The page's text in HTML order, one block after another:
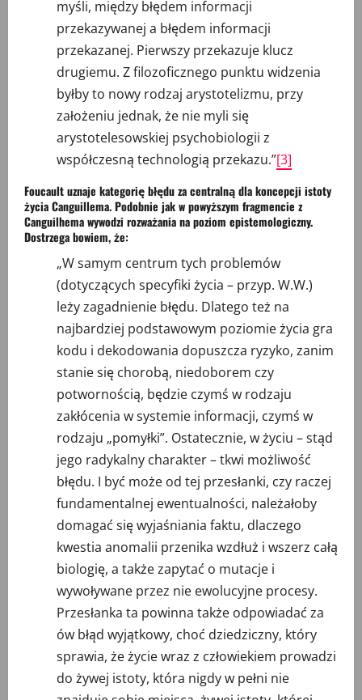
myśli, między błędem informacji
przekazywanej a błędem informacji
przekazanej. Pierwszy przekazuje klucz
drugiemu. Z filozoficznego punktu widzenia
byłby to nowy rodzaj arystotelizmu, przy
założeniu jednak, że nie myli się
arystotelesowskiej psychobiologii z
współczesną technologią przekazu.”[3]
Foucault uznaje kategorię błędu za centralną dla koncepcji istoty
życia Canguillema. Podobnie jak w powyższym fragmencie z
Canguilhema wywodzi rozważania na poziom epistemologiczny.
Dostrzega bowiem, że:
„W samym centrum tych problemów
(dotyczących specyfiki życia – przyp. W.W.)
leży zagadnienie błędu. Dlatego też na
najbardziej podstawowym poziomie życia gra
kodu i dekodowania dopuszcza ryzyko, zanim
stanie się chorobą, niedoborem czy
potwornością, będzie czymś w rodzaju
zakłócenia w systemie informacji, czymś w
rodzaju „pomyłki”. Ostatecznie, w życiu – stąd
jego radykalny charakter – tkwi możliwość
błędu. I być może od tej przesłanki, czy raczej
fundamentalnej ewentualności, należałoby
domagać się wyjaśniania faktu, dlaczego
kwestia anomalii przenika wzdłuż i wszerz całą
biologię, a także zapytać o mutacje i
wywoływane przez nie ewolucyjne procesy.
Przesłanka ta powinna także odpowiadać za
ów błąd wyjątkowy, choć dziedziczny, który
sprawia, że życie wraz z człowiekiem prowadzi
do żywej istoty, która nigdy w pełni nie